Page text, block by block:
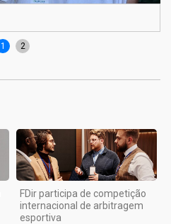
1 2
FDir participa de competição
internacional de arbitragem
esportiva